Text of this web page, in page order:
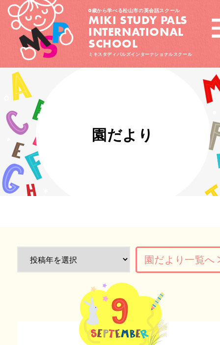
0歳から学べる松山市の英会話スクール
MIKI STUDY PALS
INTERNATIONAL
SCHOOL
ミキスタディパルズインターナショナルスクール
園だより
園だより一覧へ